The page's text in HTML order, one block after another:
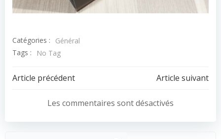
Catégories :
Général
Tags :
No Tag
Post
navigation
Article précédent
navigation
Article suivant
Les commentaires sont désactivés